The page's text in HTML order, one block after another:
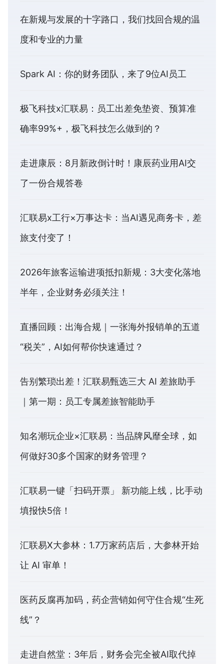
在新规与发展的十字路口，我们找回合规的温
度和专业的力量
Spark AI：你的财务团队，来了9位AI员工
极飞科技x汇联易：员工出差免垫资、预算准
确率99%+，极飞科技怎么做到的？
走进康辰：8月新政倒计时！康辰药业用AI交
了一份合规答卷
汇联易x工行×万事达卡：当AI遇见商务卡，差
旅支付变了！
2026年旅客运输进项抵扣新规：3大变化落地
半年，企业财务必须关注！
直播回顾：出海合规｜一张海外报销单的五道
“税关”，AI如何帮你快速通过？
告别繁琐出差！汇联易甄选三大 AI 差旅助手
｜第一期：员工专属差旅智能助手
知名潮玩企业×汇联易：当品牌风靡全球，如
何做好30多个国家的财务管理？
汇联易一键「扫码开票」 新功能上线，比手动
填报快5倍！
汇联易X大参林：1.7万家药店后，大参林开始
让 AI 审单！
医药反腐再加码，药企营销如何守住合规“生死
线”？
走进自然堂：3年后，财务会完全被AI取代掉